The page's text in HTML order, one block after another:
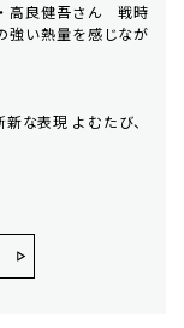
高良健吾さん 戦時
強い熱量を感じなが
な表現 よむたび、